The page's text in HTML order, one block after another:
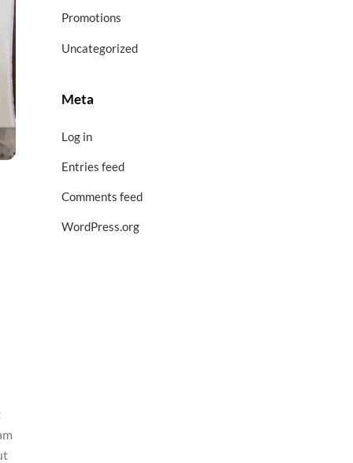
Promotions
Uncategorized
Meta
Log in
Entries feed
Comments feed
WordPress.org